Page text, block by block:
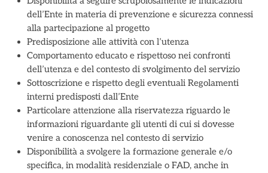
dell’Ente in materia di prevenzione e sicurezza connessi
alla partecipazione al progetto
Predisposizione alle attività con l’utenza
Comportamento educato e rispettoso nei confronti
dell’utenza e del contesto di svolgimento del servizio
Sottoscrizione e rispetto degli eventuali Regolamenti
interni predisposti dall’Ente
Particolare attenzione alla riservatezza riguardo le
informazioni riguardante gli utenti di cui si dovesse
venire a conoscenza nel contesto di servizio
Disponibilità a svolgere la formazione generale e/o
specifica, in modalità residenziale o FAD, anche in